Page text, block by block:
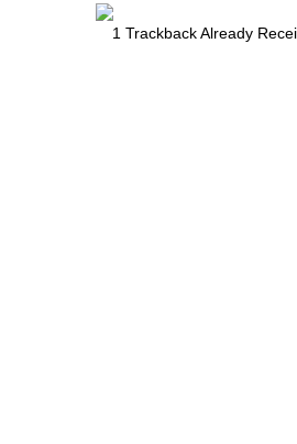
1 Trackback Already